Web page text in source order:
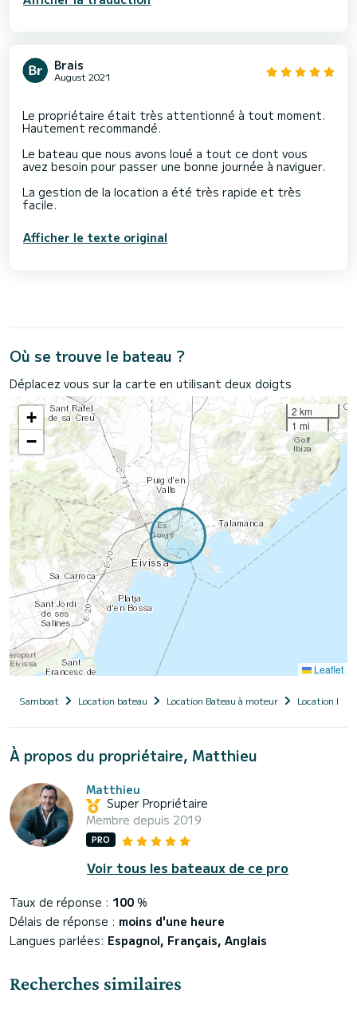
Brais
August 2021
Le propriétaire était très attentionné à tout moment.
Hautement recommandé.
Le bateau que nous avons loué a tout ce dont vous
avez besoin pour passer une bonne journée à naviguer.
La gestion de la location a été très rapide et très
Afficher le texte original
Où se trouve le bateau ?
Déplacez vous sur la carte en utilisant deux doigts
+
−
2 km
1 mi
Leaflet
Samboat Location bateau Location Bateau à moteur Location
À propos du propriétaire, Matthieu
Matthieu
Super Propriétaire
Membre depuis 2019
PRO
Voir tous les bateaux de ce pro
Taux de réponse : 100 %
Délais de réponse : moins d'une heure
Langues parlées: Espagnol, Français, Anglais
Recherches similaires